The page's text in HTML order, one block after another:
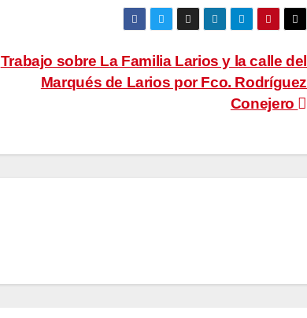
Trabajo sobre La Familia Larios y la calle del
Marqués de Larios por Fco. Rodríguez
Conejero